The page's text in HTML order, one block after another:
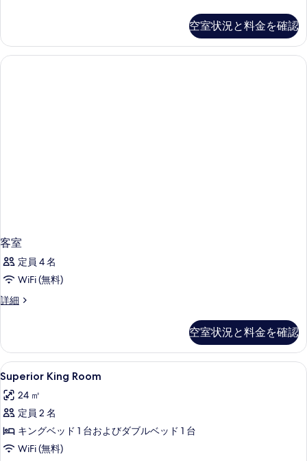
示
す
細
空室状況と料金を確認
客室
定員 4 名
WiFi (無料)
詳細
客
細
空室状況と料金を確認
Superior
King
Room
の
す
べ
高級寝具、ミニバー、セーフティボ
3
Superior King Room
24 ㎡
定員 2 名
キングベッド 1 台およびダブルベッド 1 台
WiFi (無料)